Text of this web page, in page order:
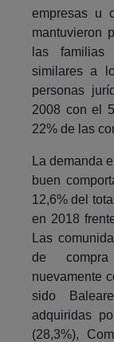
empresas u
mantuvieron
las familias
similares a
personas
2008 con el
22% de las
La demanda
buen
12,6% del
en 2018
Las
de compra
nuevamente
sido
adquiridas
(28,3%),